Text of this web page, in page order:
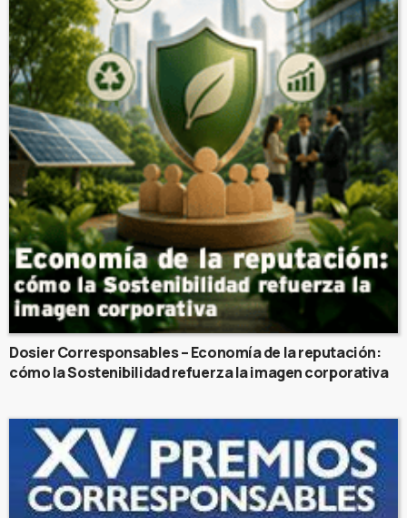
Dosier Corresponsables – Economía de la reputación:
cómo la Sostenibilidad refuerza la imagen corporativa